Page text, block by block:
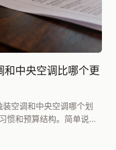
中央空调比哪个更
空调和中央空调哪个划
惯和预算结构。简单说：